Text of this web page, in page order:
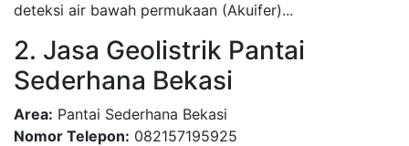
deteksi air bawah permukaan (Akuifer)...
2. Jasa Geolistrik Pantai
Sederhana Bekasi
Area: Pantai Sederhana Bekasi
Nomor Telepon: 082157195925